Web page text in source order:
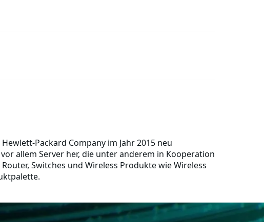
Packard Company im Jahr 2015 neu
allem Server her, die unter anderem in Kooperation
Switches und Wireless Produkte wie Wireless